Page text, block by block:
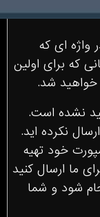
واژه ای که
که برای اولین
خواهید شد.
نشده است.
نکرده اید.
خود تهیه
ما ارسال کنید
شود و شما